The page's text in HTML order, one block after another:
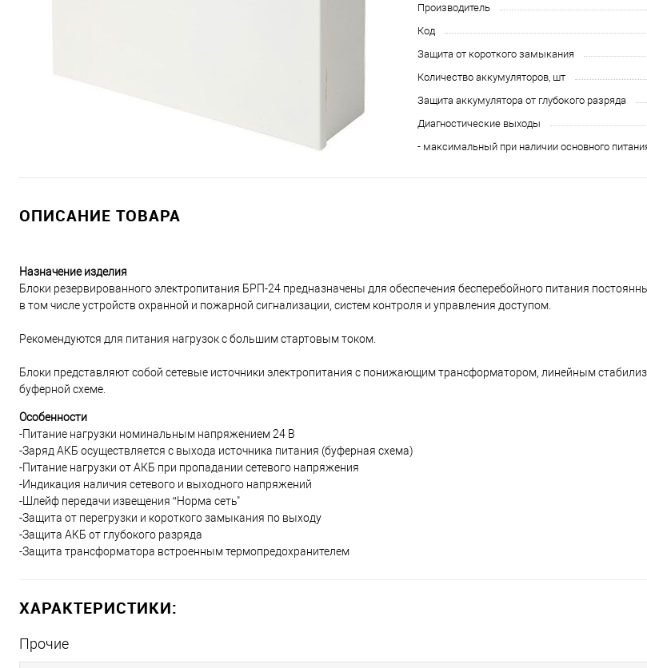
Производитель
Код
Защита от короткого замыкания
Количество аккумуляторов, шт
Защита аккумулятора от глубокого разряда
Диагностические выходы
- максимальный при наличии основного
ОПИСАНИЕ ТОВАРА
Назначение изделия
Блоки резервированного электропитания БРП-24 предназначены для обеспечения бесперебойного питания
в том числе устройств охранной и пожарной сигнализации, систем контроля и управления доступом.
Рекомендуются для питания нагрузок с большим стартовым током.
Блоки представляют собой сетевые источники электропитания с понижающим трансформатором, линейным
буферной схеме.
Особенности
-Питание нагрузки номинальным напряжением 24 В
-Заряд АКБ осуществляется с выхода источника питания (буферная схема)
-Питание нагрузки от АКБ при пропадании сетевого напряжения
-Индикация наличия сетевого и выходного напряжений
-Шлейф передачи извещения “Норма сеть"
-Защита от перегрузки и короткого замыкания по выходу
-Защита АКБ от глубокого разряда
-Защита трансформатора встроенным термопредохранителем
ХАРАКТЕРИСТИКИ:
Прочие